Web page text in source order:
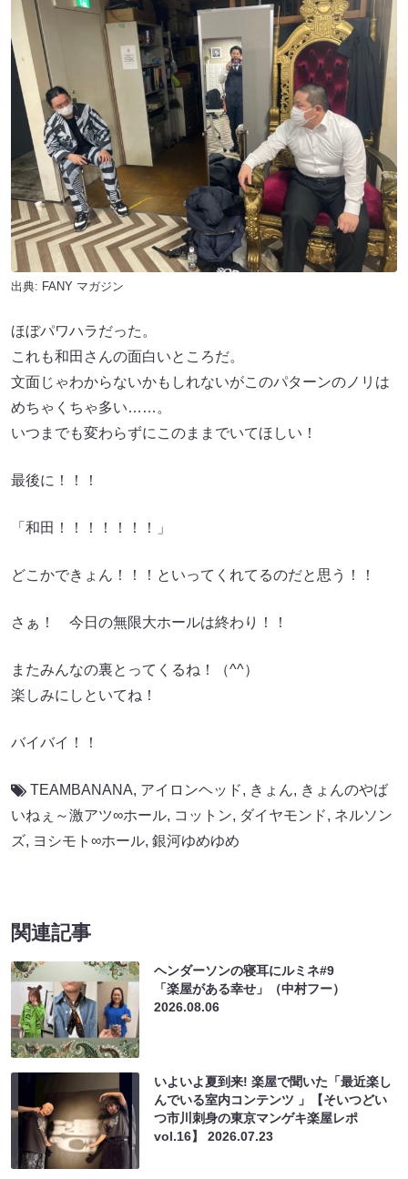
出典: FANY マガジン
ほぼパワハラだった。
これも和田さんの面白いところだ。
文面じゃわからないかもしれないがこのパターンのノリは
めちゃくちゃ多い……。
いつまでも変わらずにこのままでいてほしい！
最後に！！！
「和田！！！！！！！」
どこかできょん！！！といってくれてるのだと思う！！
さぁ！ 今日の無限大ホールは終わり！！
またみんなの裏とってくるね！（^^）
楽しみにしといてね！
バイバイ！！
TEAMBANANA, アイロンヘッド, きょん, きょんのやば
いねぇ～激アツ∞ホール, コットン, ダイヤモンド, ネルソン
ズ, ヨシモト∞ホール, 銀河ゆめゆめ
関連記事
ヘンダーソンの寝耳にルミネ#9
「楽屋がある幸せ」（中村フー）
2026.08.06
いよいよ夏到来! 楽屋で聞いた「最近楽し
んでいる室内コンテンツ 」【そいつどい
つ市川刺身の東京マンゲキ楽屋レポ
vol.16】2026.07.23